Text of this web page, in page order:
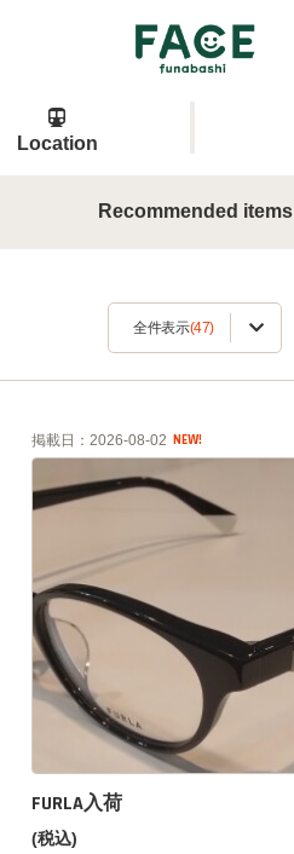
Location
Recommended items
全件表示(47)
掲載日：2026-08-02 NEW!
FURLA入荷
(税込)